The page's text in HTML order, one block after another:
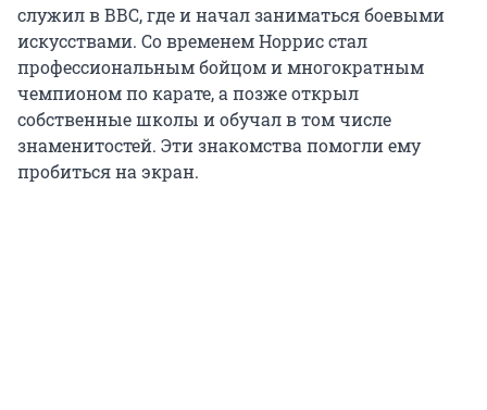
служил в ВВС, где и начал заниматься боевыми
искусствами. Со временем Норрис стал
профессиональным бойцом и многократным
чемпионом по карате, а позже открыл
собственные школы и обучал в том числе
знаменитостей. Эти знакомства помогли ему
пробиться на экран.